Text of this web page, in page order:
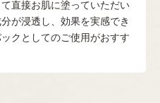
直接お肌に塗っていただい
が浸透し、効果を実感でき
クとしてのご使用がおすす